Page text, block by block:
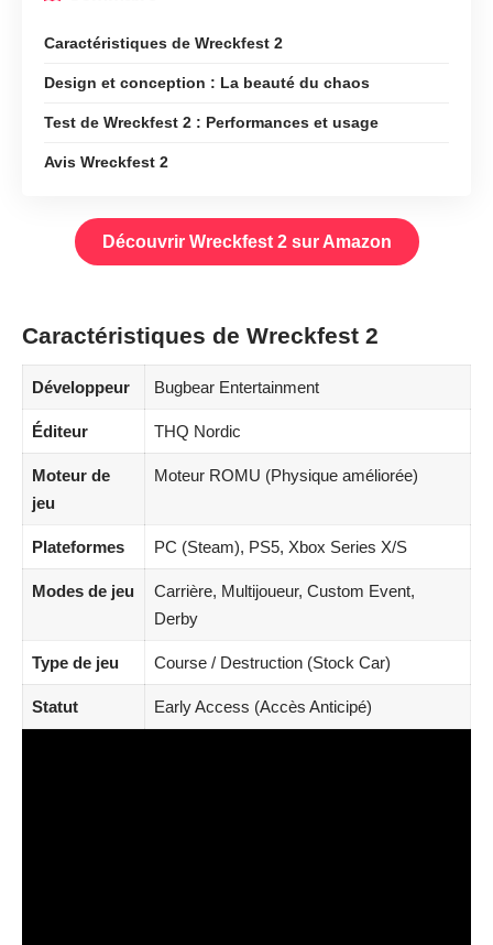
Caractéristiques de Wreckfest 2
Design et conception : La beauté du chaos
Test de Wreckfest 2 : Performances et usage
Avis Wreckfest 2
Découvrir Wreckfest 2 sur Amazon
Caractéristiques de Wreckfest 2
Développeur Bugbear Entertainment
Éditeur THQ Nordic
Moteur de
jeu
Moteur ROMU (Physique améliorée)
Plateformes PC (Steam), PS5, Xbox Series X/S
Modes de jeu
Carrière, Multijoueur, Custom Event,
Derby
Type de jeu Course / Destruction (Stock Car)
Statut Early Access (Accès Anticipé)